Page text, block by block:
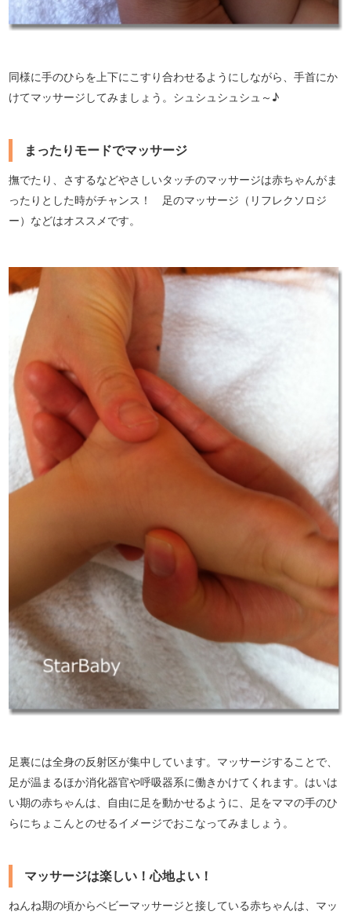
同様に手のひらを上下にこすり合わせるようにしながら、手首にか
けてマッサージしてみましょう。シュシュシュシュ～♪
まったりモードでマッサージ
撫でたり、さするなどやさしいタッチのマッサージは赤ちゃんがま
ったりとした時がチャンス！ 足のマッサージ（リフレクソロジ
ー）などはオススメです。
足裏には全身の反射区が集中しています。マッサージすることで、
足が温まるほか消化器官や呼吸器系に働きかけてくれます。はいは
い期の赤ちゃんは、自由に足を動かせるように、足をママの手のひ
らにちょこんとのせるイメージでおこなってみましょう。
マッサージは楽しい！心地よい！
ねんね期の頃からベビーマッサージと接している赤ちゃんは、マッ